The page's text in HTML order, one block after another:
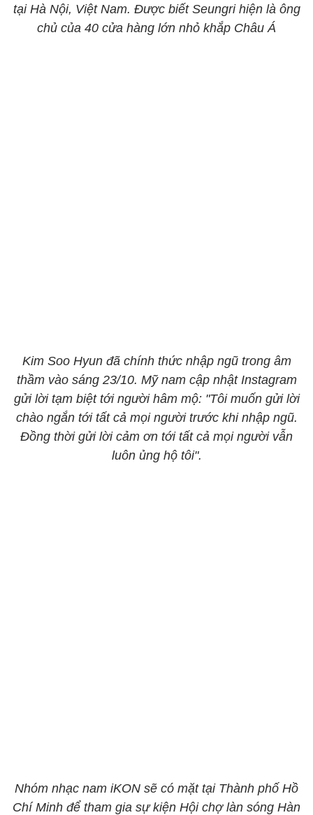
tại Hà Nội, Việt Nam. Được biết Seungri hiện là ông
chủ của 40 cửa hàng lớn nhỏ khắp Châu Á
Kim Soo Hyun đã chính thức nhập ngũ trong âm
thầm vào sáng 23/10. Mỹ nam cập nhật Instagram
gửi lời tạm biệt tới người hâm mộ: "Tôi muốn gửi lời
chào ngắn tới tất cả mọi người trước khi nhập ngũ.
Đồng thời gửi lời cảm ơn tới tất cả mọi người vẫn
luôn ủng hộ tôi".
Nhóm nhạc nam iKON sẽ có mặt tại Thành phố Hồ
Chí Minh để tham gia sự kiện Hội chợ làn sóng Hàn